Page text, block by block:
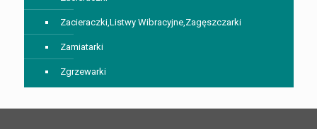
Zacieraczki,Listwy Wibracyjne,Zagęszczarki
Zamiatarki
Zgrzewarki